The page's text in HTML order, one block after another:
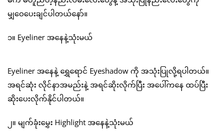
မျှဝေပေးချင်ပါတယ်နော်။
၁။ Eyeliner အနေနဲ့သုံးမယ်
Eyeliner အနေနဲ့ ရွှေရောင် Eyeshadow ကို အသုံးပြုလို့ရပါတယ်။
အရင်ဆုံး လိုင်နာအမည်းနဲ့ အရင်ဆိုးလိုက်ပြီး အပေါ်ကနေ ထပ်ပြီး
ဆိုးပေးလိုက်နိုင်ပါတယ်။
၂။ မျက်ခုံးမွှေး Highlight အနေနဲ့သုံးမယ်